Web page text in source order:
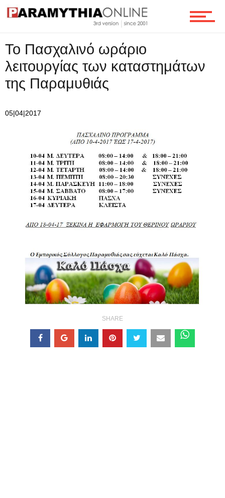
Τεχνολογία
Ροή
Επικοινωνία
Το Πασχαλινό ωράριο
λειτουργίας των καταστημάτων
της Παραμυθιάς
05|04|2017
SHARE